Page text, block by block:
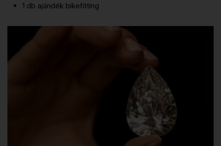
1 db ajándék bikefitting